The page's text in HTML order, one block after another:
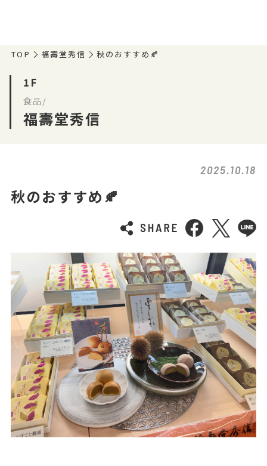
TOP 福壽堂秀信 秋のおすすめ🍂
1F
食品/
福壽堂秀信
2025.10.18
秋のおすすめ🍂